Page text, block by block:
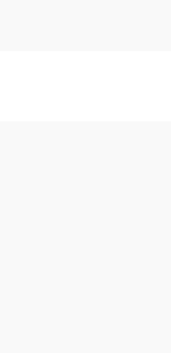
gang ble utgitt. Det kan